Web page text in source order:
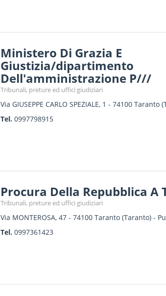
Ministero Di Grazia E
Giustizia/dipartimento
Dell'amministrazione P///
Tribunali, preture ed uffici giudiziari
Via GIUSEPPE CARLO SPEZIALE, 1 - 74100 Taranto
Tel. 0997798915
Procura Della Repubblica A
Tribunali, preture ed uffici giudiziari
Via MONTEROSA, 47- 74100 Taranto(Taranto) -
Tel. 0997361423